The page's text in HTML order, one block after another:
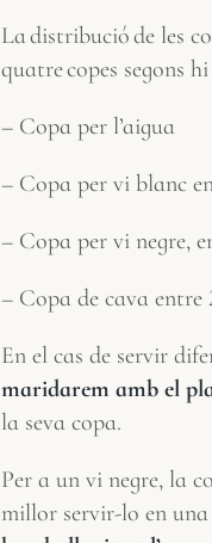
La distribució de les
quatre copes segons
– Copa per l’aigua
– Copa per vi blanc
– Copa per vi negre,
– Copa de cava entre
En el cas de servir
maridarem amb el
la seva copa.
Per a un vi negre, la
millor servir-lo en